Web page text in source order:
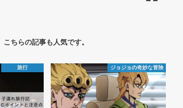
こちらの記事も人気です。
旅行 ジョジョの奇妙な冒険